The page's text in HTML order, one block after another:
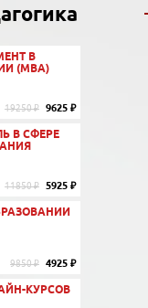
В
(MBA)
19250 ₽ 9625 ₽
В СФЕРЕ
11850 ₽ 5925 ₽
9850 ₽ 4925 ₽
КУРСОВ